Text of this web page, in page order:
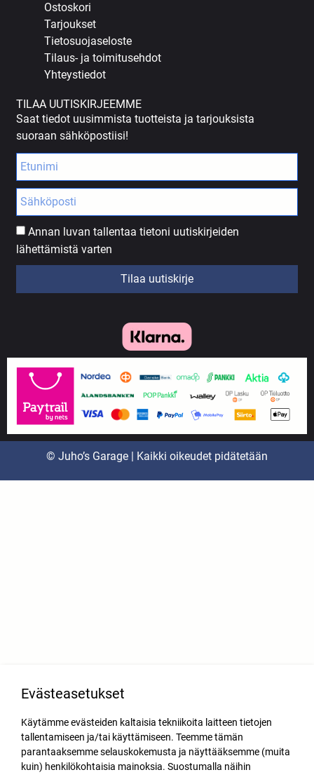
Ostoskori
Tarjoukset
Tietosuojaseloste
Tilaus- ja toimitusehdot
Yhteystiedot
TILAA UUTISKIRJEEMME
Saat tiedot uusimmista tuotteista ja tarjouksista
suoraan sähköpostiisi!
Annan luvan tallentaa tietoni uutiskirjeiden
lähettämistä varten
Tilaa uutiskirje
© Juho’s Garage | Kaikki oikeudet pidätetään
Evästeasetukset
Käytämme evästeiden kaltaisia tekniikoita laitteen tietojen
tallentamiseen ja/tai käyttämiseen. Teemme tämän
parantaaksemme selauskokemusta ja näyttääksemme (muita
kuin) henkilökohtaisia mainoksia. Suostumalla näihin